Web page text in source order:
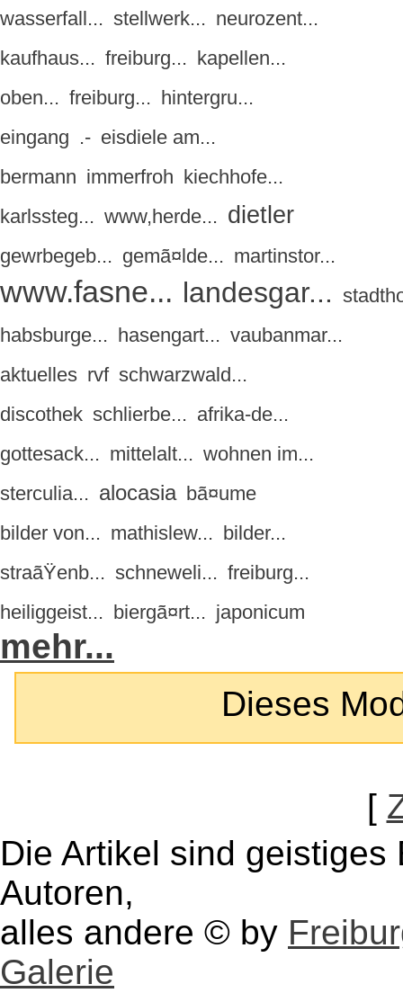
wasserfall... stellwerk... neurozent...
kaufhaus... freiburg... kapellen...
oben... freiburg... hintergru...
eingang .- eisdiele am...
bermann immerfroh kiechhofe...
karlssteg... www,herde... dietler
gewrbegeb... gemã¤lde... martinstor...
www.fasne... landesgar...
habsburge... hasengart... vaubanmar...
aktuelles rvf schwarzwald...
discothek schlierbe... afrika-de...
gottesack... mittelalt... wohnen im...
sterculia... alocasia bã¤ume
bilder von... mathislew... bilder...
straãŸenb... schneweli... freiburg...
heiliggeist... biergã¤rt... japonicum
mehr...
Dieses
[
Die Artikel sind
Autoren,
alles andere © by
Galerie